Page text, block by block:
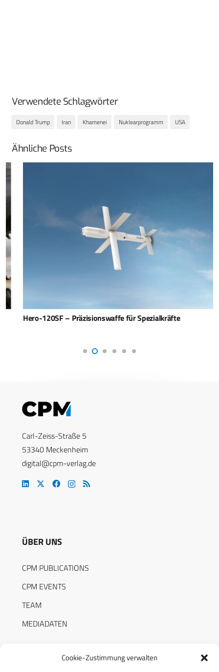
Cookie-Zustimmung verwalten
Verwendete Schlagwörter
Donald Trump Iran Khamenei Nuklearprogramm USA
Ähnliche Posts
Hero-120SF – Präzisionswaffe für Spezialkräfte
Carl-Zeiss-Straße 5
53340 Meckenheim
digital@cpm-verlag.de
ÜBER UNS
CPM PUBLICATIONS
CPM EVENTS
TEAM
MEDIADATEN